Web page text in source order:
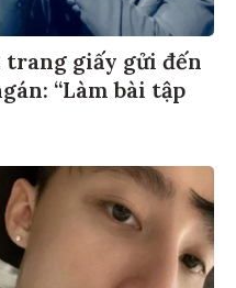
giấy gửi đến
“Làm bài tập